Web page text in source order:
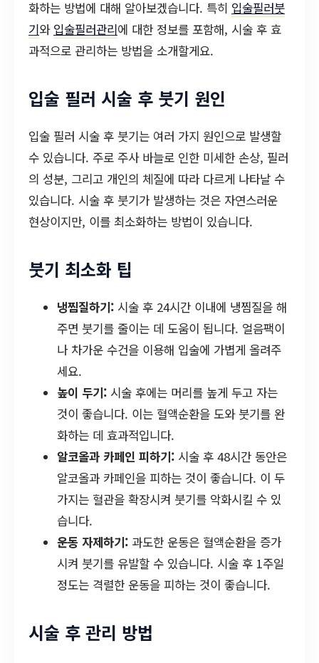
화하는 방법에 대해 알아보겠습니다. 특히 입술필러붓
기와 입술필러관리에 대한 정보를 포함해, 시술 후 효
과적으로 관리하는 방법을 소개할게요.
입술 필러 시술 후 붓기 원인
입술 필러 시술 후 붓기는 여러 가지 원인으로 발생할
수 있습니다. 주로 주사 바늘로 인한 미세한 손상, 필러
의 성분, 그리고 개인의 체질에 따라 다르게 나타날 수
있습니다. 시술 후 붓기가 발생하는 것은 자연스러운
현상이지만, 이를 최소화하는 방법이 있습니다.
붓기 최소화 팁
냉찜질하기: 시술 후 24시간 이내에 냉찜질을 해
주면 붓기를 줄이는 데 도움이 됩니다. 얼음팩이
나 차가운 수건을 이용해 입술에 가볍게 올려주
세요.
높이 두기: 시술 후에는 머리를 높게 두고 자는
것이 좋습니다. 이는 혈액순환을 도와 붓기를 완
화하는 데 효과적입니다.
알코올과 카페인 피하기: 시술 후 48시간 동안은
알코올과 카페인을 피하는 것이 좋습니다. 이 두
가지는 혈관을 확장시켜 붓기를 악화시킬 수 있
습니다.
운동 자제하기: 과도한 운동은 혈액순환을 증가
시켜 붓기를 유발할 수 있습니다. 시술 후 1주일
정도는 격렬한 운동을 피하는 것이 좋습니다.
시술 후 관리 방법